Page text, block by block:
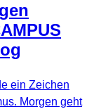
ein Zeichen
Morgen geht